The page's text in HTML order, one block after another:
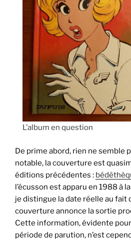
L’album en question
De prime abord, rien ne semble
notable, la couverture est
éditions précédentes :
l’écusson est apparu en 1988 à
je distingue la date réelle au fait
couverture annonce la sortie
Cette information, évidente
période de parution, n’est